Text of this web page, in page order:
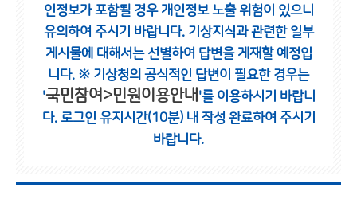
인정보가 포함될 경우 개인정보 노출 위험이 있으니
유의하여 주시기 바랍니다. 기상지식과 관련한 일부
게시물에 대해서는 선별하여 답변을 게재할 예정입
니다. ※ 기상청의 공식적인 답변이 필요한 경우는
'국민참여>민원이용안내 '를 이용하시기 바랍니
다. 로그인 유지시간(10분) 내 작성 완료하여 주시기
바랍니다.